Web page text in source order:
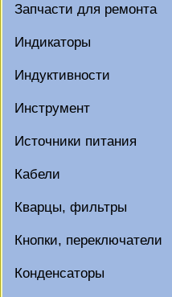
Запчасти для ремонта
Индикаторы
Индуктивности
Инструмент
Источники питания
Кабели
Кварцы, фильтры
Кнопки, переключатели
Конденсаторы